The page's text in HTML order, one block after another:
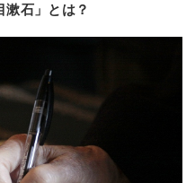
漱石」とは？